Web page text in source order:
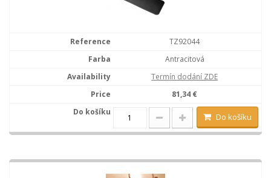
TZ92044
Antracitová
Termín dodání ZDE
81,34 €
Do košíku